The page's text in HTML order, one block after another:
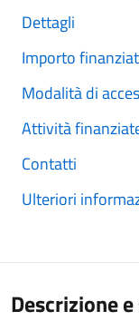
Dettagli
Importo
Modalità di
Attività
Contatti
Ulteriori
Descrizione